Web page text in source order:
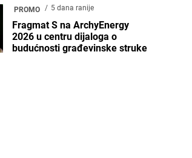
PROMO 5 dana ranije
Fragmat S na ArchyEnergy
2026 u centru dijaloga o
budućnosti građevinske struke